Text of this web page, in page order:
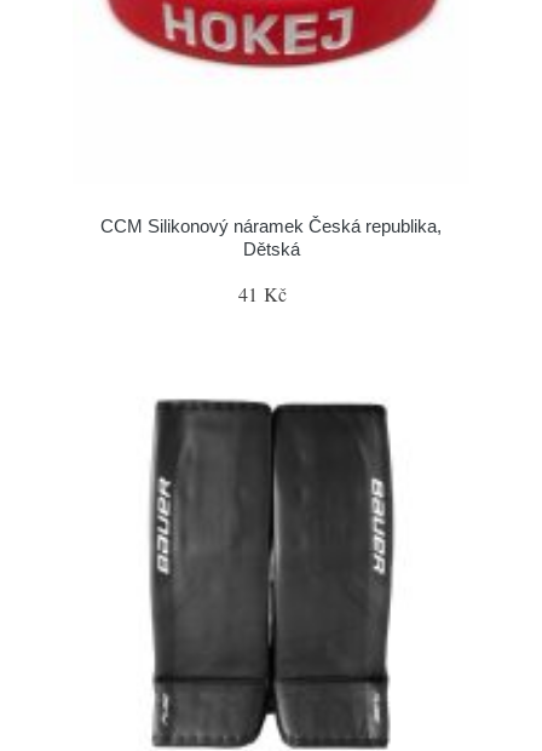
CCM Silikonový náramek Česká republika,
Dětská
41 Kč